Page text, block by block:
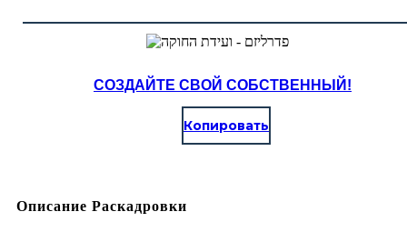
СОЗДАЙТЕ СВОЙ СОБСТВЕННЫЙ!
Копировать
Описание Раскадровки